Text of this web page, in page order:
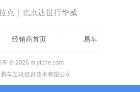
克｜北京达世行华威
经销商首页 易车
车 © 2026 m.yiche.com
车互联信息技术有限公司